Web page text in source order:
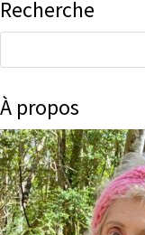
Recherche
À propos